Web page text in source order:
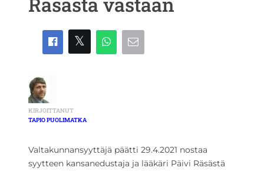
KIRJOITTANUT
TAPIO PUOLIMATKA
Valtakunnansyyttäjä päätti 29.4.2021 nostaa
syytteen kansanedustaja ja lääkäri Päivi Räsästä